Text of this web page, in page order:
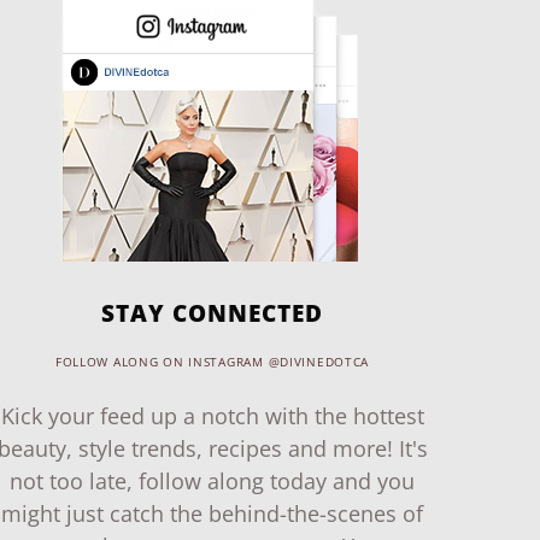
STAY CONNECTED
FOLLOW ALONG ON INSTAGRAM @DIVINEDOTCA
Kick your feed up a notch with the hottest
beauty, style trends, recipes and more! It's
not too late, follow along today and you
might just catch the behind-the-scenes of